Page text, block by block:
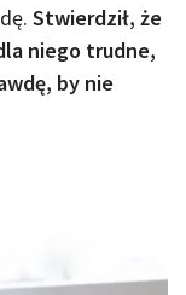
Stwierdził, że
niego trudne,
by nie